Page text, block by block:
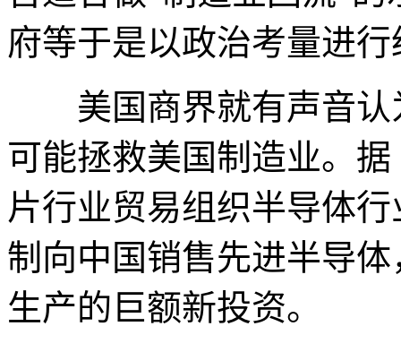
府等于是以政治考量进
美国商界就有声音认
可能拯救美国制造业。
片行业贸易组织半导体
制向中国销售先进半导
生产的巨额新投资。